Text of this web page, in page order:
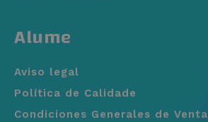
Alume
Aviso legal
Política de Calidade
Condiciones Generales de Venta